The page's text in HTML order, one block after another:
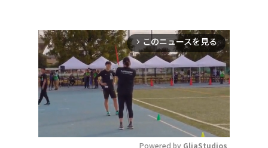
arrow_forward_ios このニュースを見る
Powered by GliaStudios